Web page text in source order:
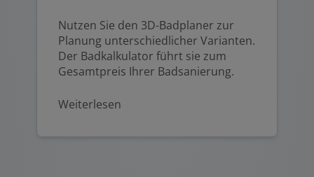
Nutzen Sie den 3D-Badplaner zur
Planung unterschiedlicher Varianten.
Der Badkalkulator führt sie zum
Gesamtpreis Ihrer Badsanierung.
Weiterlesen